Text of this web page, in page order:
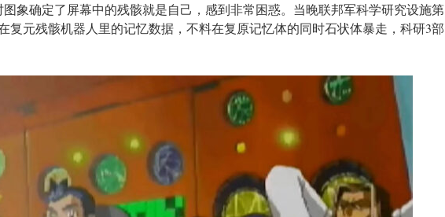
象确定了屏幕中的残骸就是自己，感到非常困惑。当晚联邦军科学研究设施第
复元残骸机器人里的记忆数据，不料在复原记忆体的同时石状体暴走，科研3部